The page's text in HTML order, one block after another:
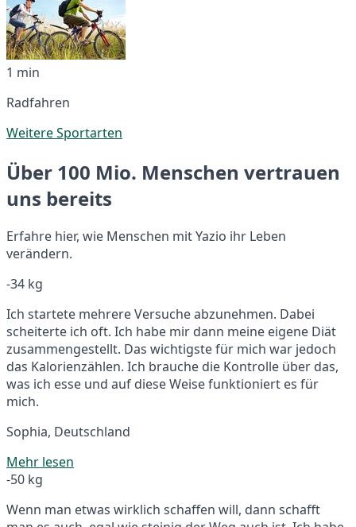
1 min
Radfahren
Weitere Sportarten
Über 100 Mio. Menschen vertrauen
uns bereits
Erfahre hier, wie Menschen mit Yazio ihr Leben
verändern.
-34 kg
Ich startete mehrere Versuche abzunehmen. Dabei
scheiterte ich oft. Ich habe mir dann meine eigene Diät
zusammengestellt. Das wichtigste für mich war jedoch
das Kalorienzählen. Ich brauche die Kontrolle über das,
was ich esse und auf diese Weise funktioniert es für
mich.
Sophia, Deutschland
Mehr lesen
-50 kg
Wenn man etwas wirklich schaffen will, dann schafft